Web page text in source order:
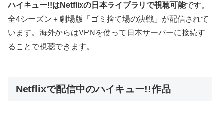
ハイキュー!!はNetflixの日本ライブラリで視聴可能です。
全4シーズン＋劇場版「ゴミ捨て場の決戦」が配信されて
います。海外からはVPNを使って日本サーバーに接続す
ることで視聴できます。
Netflixで配信中のハイキュー!!作品